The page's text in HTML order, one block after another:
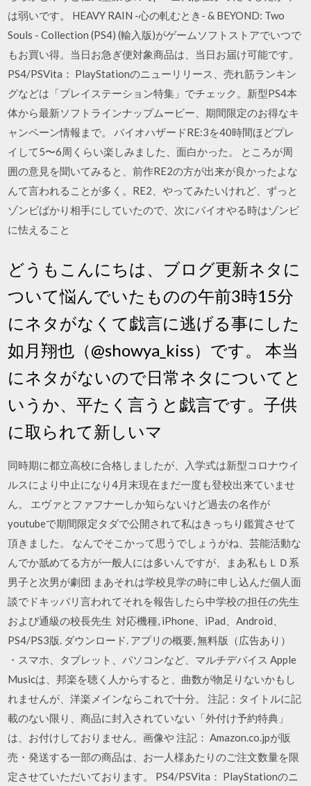
は弱いです。 HEAVY RAIN -心の軋むとき- & BEYOND: Two
Souls - Collection (PS4) (輸入版)がゲームソフトストアでいつで
もお買い得。当日お急ぎ便対象商品は、当日お届け可能です。
PS4/PSVita： PlayStationのニューリリース、売れ筋ランキン
グなどは「プレイステーション特集」でチェック。新型PS4本
体から最新ソフトラインナップムービー、期間限定のお得なキ
ャンペーン情報まで。 バイオハザードRE:3を40時間ほどプレ
イして5〜6周くらい楽しみました、面白かった。 ところが周
囲の意見を聞いてみると、前作RE2の方が出来が良かったよな
んて言われることが多く。RE2、やってみたいけれど、ずっと
ゾンビばかり相手にしていたので、次にバイオやる時はゾンビ
に怯えること
どうもこんにちは、ブログ更新ネタに
ついて悩んでいたものの午前3時15分
にネタがなくて戯言に逃げる事にした
如月翔也（@showya_kiss）です。 本当
にネタがないので日常ネタについてと
いうか、平たく言うと戯言です。子供
に取られて新しいマ
同時期に都立高校に合格しましたが、入学式は新型コロナウイ
ルスにより中止になり4月末現在まだ一度も登校出来ていませ
ん。 エヴァとファフナーしか知らないけど過去の名作が
youtubeで期間限定タダで公開されて私はきっちり鑑賞させて
頂きました。 なんでそこかって思うでしょうがね、芸能活動な
んでか舐めてる方が一般人には多いんですが、まあ私もＬＤ系
男子と次男が劇団 まあそれは学校見学の時に申し込んだ個人面
談でドキッパリ言われてそれを報告したら中学校の担任の先生
および通級の校長先生 対応機種, iPhone、iPad、Android、
PS4/PS3版. ダウンロード. アプリの概要, 無料版（広告あり）
・スマホ、タブレット、パソコンなど、マルチデバイス Apple
Musicは、邦楽を聴く人からすると、曲数が物足りないかもし
れませんが、洋楽メインならこれで十分。 注記：タイトルに記
載のない限り、商品に封入されていない「外付け予約特典」
は、お付けしておりません。画像や 注記： Amazon.co.jpが販
売・発送する一部の商品は、お一人様あたりのご注文数量を限
定させていただいております。 PS4/PSVita： PlayStationのニ